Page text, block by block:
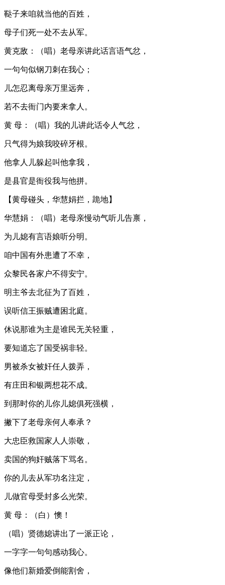
鞑子来咱就当他的百姓，
母子们死一处不去从军。
黄克敌：（唱）老母亲讲此话言语气忿，
一句句似钢刀刺在我心；
儿怎忍离母亲万里远奔，
若不去衙门内要来拿人。
黄 母：（唱）我的儿讲此话令人气忿，
只气得为娘我咬碎牙根。
他拿人儿躲起叫他拿我，
是县官是衙役我与他拼。
【黄母碰头，华慧娟拦，跪地】
华慧娟：（唱）老母亲慢动气听儿告禀，
为儿媳有言语娘听分明。
咱中国有外患遭了不幸，
众黎民各家户不得安宁。
明主爷去北征为了百姓，
误听信王振贼遭困北庭。
休说那谁为主是谁民无关轻重，
要知道忘了国受祸非轻。
男被杀女被奸任人拨弄，
有庄田和银两想花不成。
到那时你的儿你儿媳俱死强横，
撇下了老母亲何人奉承？
大忠臣救国家人人崇敬，
卖国的狗奸贼落下骂名。
你的儿去从军功名注定，
儿做官母受封多么光荣。
黄 母：（白）懊！
（唱）贤德媳讲出了一派正论，
一字字一句句感动我心。
像他们新婚爱倒能割舍，